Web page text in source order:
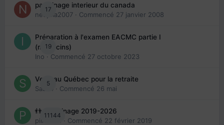
17
parrainage interieur du canada
nedjma2007 · Commencé 27 janvier 2008
19
Préparation à l'examen EACMC partie I
(médecins)
Ino · Commencé 27 octobre 2023
5
Venir au Québec pour la retraite
Sab74
· Commencé 26 mai
11144
👬 Parrainage 2019-2026
piinoush
· Commencé 22 février 2019